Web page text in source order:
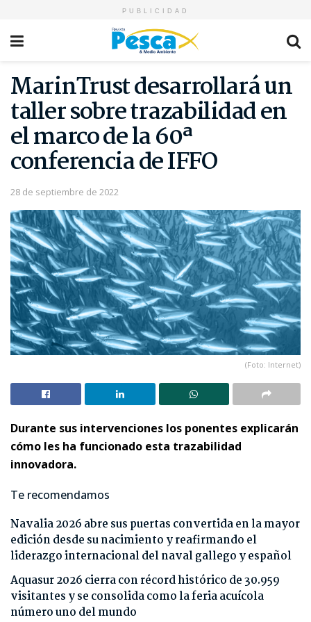
PUBLICIDAD
MarinTrust desarrollará un
taller sobre trazabilidad en
el marco de la 60ª
conferencia de IFFO
28 de septiembre de 2022
(Foto: Internet)
Durante sus intervenciones los ponentes explicarán
cómo les ha funcionado esta trazabilidad
innovadora.
Te recomendamos
Navalia 2026 abre sus puertas convertida en la mayor
edición desde su nacimiento y reafirmando el
liderazgo internacional del naval gallego y español
Aquasur 2026 cierra con récord histórico de 30.959
visitantes y se consolida como la feria acuícola
número uno del mundo